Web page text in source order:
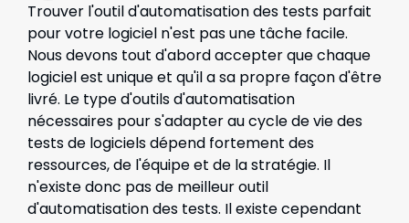
Trouver l'outil d'automatisation des tests parfait
pour votre logiciel n'est pas une tâche facile.
Nous devons tout d'abord accepter que chaque
logiciel est unique et qu'il a sa propre façon d'être
livré. Le type d'outils d'automatisation
nécessaires pour s'adapter au cycle de vie des
tests de logiciels dépend fortement des
ressources, de l'équipe et de la stratégie. Il
n'existe donc pas de meilleur outil
d'automatisation des tests. Il existe cependant